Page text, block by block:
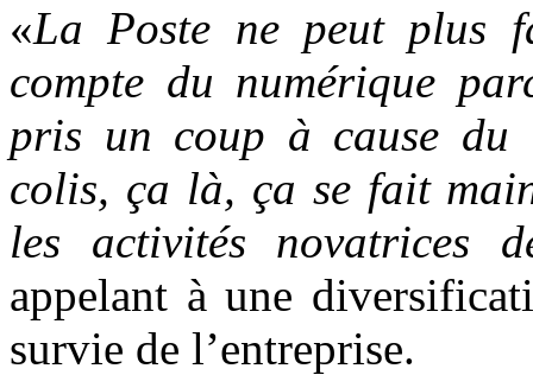
«La Poste ne peut plus
compte du numérique
pris un coup à cause du
colis, ça là, ça se fait
les activités novatrices
appelant à une
survie de l’entreprise.